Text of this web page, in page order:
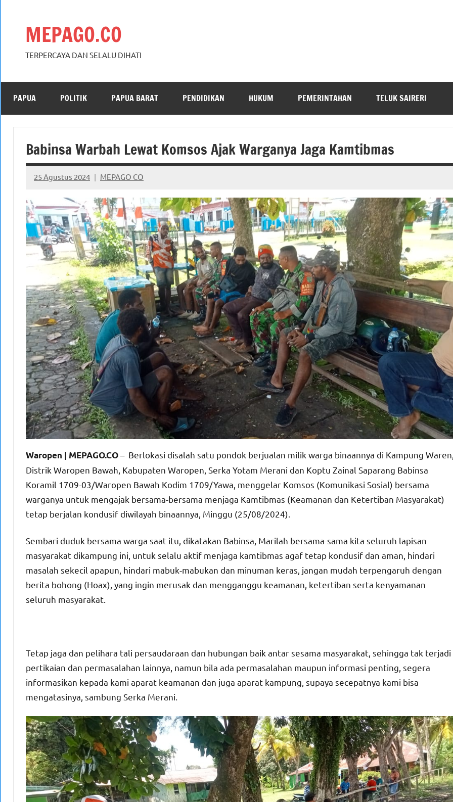
MEPAGO.CO
TERPERCAYA DAN SELALU DIHATI
PAPUA POLITIK PAPUA BARAT PENDIDIKAN HUKUM PEMERINTAHAN TELUK SAIRERI
Babinsa Warbah Lewat Komsos Ajak Warganya Jaga Kamtibmas
25 Agustus 2024 MEPAGO CO
No
comments
Waropen | MEPAGO.CO– Berlokasi disalah satu pondok berjualan milik warga binaannya di Kampung
Distrik Waropen Bawah, Kabupaten Waropen, Serka Yotam Merani dan Koptu Zainal Saparang Babinsa
Koramil 1709-03/Waropen Bawah Kodim 1709/Yawa, menggelar Komsos (Komunikasi Sosial) bersama
warganya untuk mengajak bersama-bersama menjaga Kamtibmas (Keamanan dan Ketertiban Masyarakat)
tetap berjalan kondusif diwilayah binaannya, Minggu (25/08/2024).
Sembari duduk bersama warga saat itu, dikatakan Babinsa, Marilah bersama-sama kita seluruh lapisan
masyarakat dikampung ini, untuk selalu aktif menjaga kamtibmas agaf tetap kondusif dan aman, hindari
masalah sekecil apapun, hindari mabuk-mabukan dan minuman keras, jangan mudah terpengaruh dengan
berita bohong (Hoax), yang ingin merusak dan mengganggu keamanan, ketertiban serta kenyamanan
seluruh masyarakat.
Tetap jaga dan pelihara tali persaudaraan dan hubungan baik antar sesama masyarakat, sehingga tak terjadi
pertikaian dan permasalahan lainnya, namun bila ada permasalahan maupun informasi penting, segera
informasikan kepada kami aparat keamanan dan juga aparat kampung, supaya secepatnya kami bisa
mengatasinya, sambung Serka Merani.